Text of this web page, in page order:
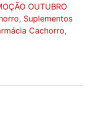
OUTUBRO
, Suplementos
Cachorro,